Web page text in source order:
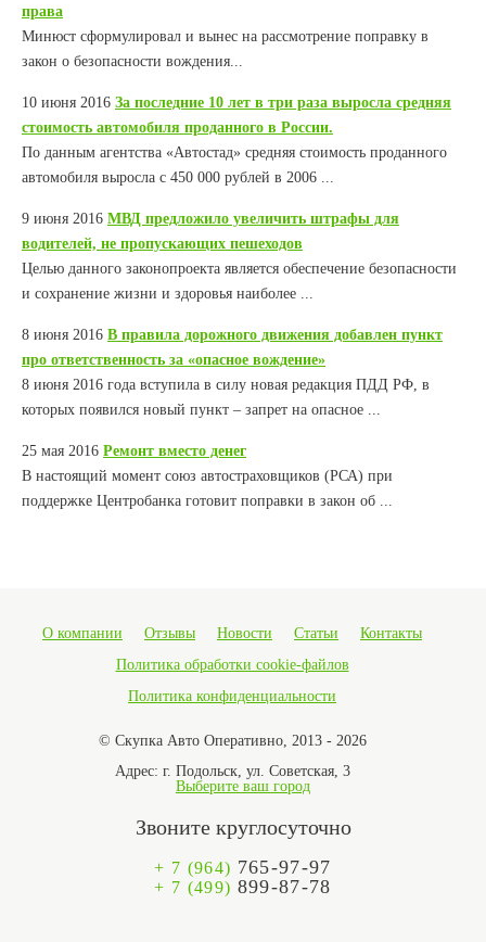
права
Минюст сформулировал и вынес на рассмотрение поправку в
закон о безопасности вождения...
10 июня 2016 За последние 10 лет в три раза выросла средняя
стоимость автомобиля проданного в России.
По данным агентства «Автостад» средняя стоимость проданного
автомобиля выросла с 450 000 рублей в 2006 ...
9 июня 2016 МВД предложило увеличить штрафы для
водителей, не пропускающих пешеходов
Целью данного законопроекта является обеспечение безопасности
и сохранение жизни и здоровья наиболее ...
8 июня 2016 В правила дорожного движения добавлен пункт
про ответственность за «опасное вождение»
8 июня 2016 года вступила в силу новая редакция ПДД РФ, в
которых появился новый пункт – запрет на опасное ...
25 мая 2016 Ремонт вместо денег
В настоящий момент союз автостраховщиков (РСА) при
поддержке Центробанка готовит поправки в закон об ...
О компании Отзывы Новости Статьи
Контакты
Политика обработки cookie-файлов
Политика конфиденциальности
© Скупка Авто Оперативно, 2013 - 2026
Адрес: г. Подольск, ул. Советская, 3
Выберите ваш город
Звоните круглосуточно
+ 7 (964) 765-97-97
+ 7 (499) 899-87-78